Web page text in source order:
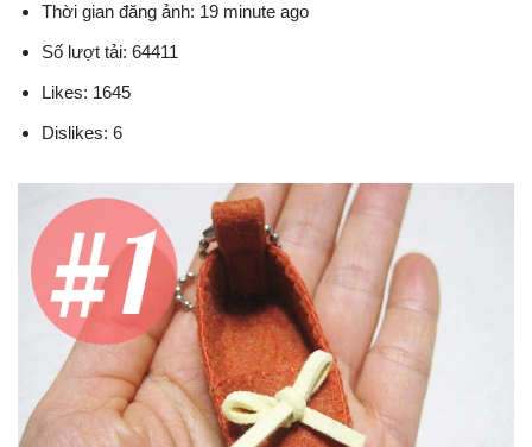
Thời gian đăng ảnh: 19 minute ago
Số lượt tải: 64411
Likes: 1645
Dislikes: 6